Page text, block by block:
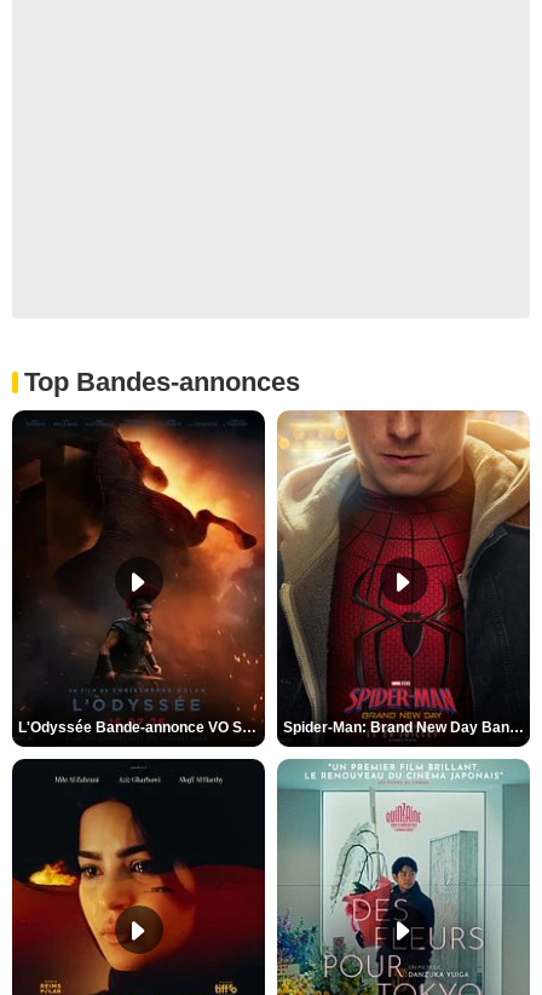
Top Bandes-annonces
L'Odyssée Bande-annonce VO STFR Spider-Man: Brand New Day Bande-annonce VO STFR